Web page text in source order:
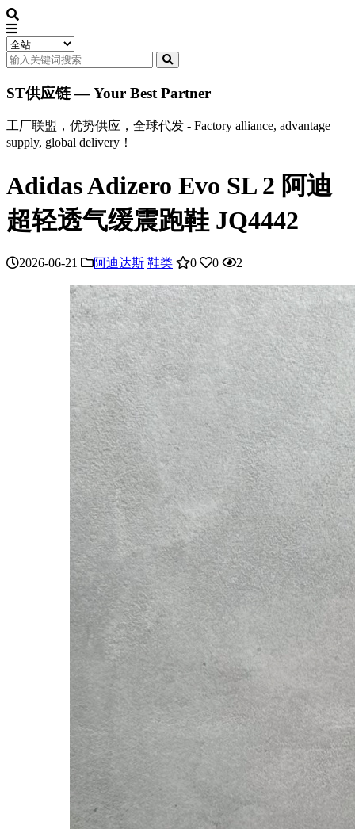
ST供应链 — Your Best Partner
工厂联盟，优势供应，全球代发 - Factory alliance, advantage
supply, global delivery！
Adidas Adizero Evo SL 2 阿迪
超轻透气缓震跑鞋 JQ4442
2026-06-21 阿迪达斯 鞋类 0 0 2